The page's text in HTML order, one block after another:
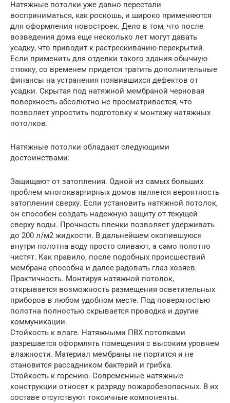
Натяжные потолки уже давно перестали
восприниматься, как роскошь, и широко применяются
для оформления новостроек. Дело в том, что после
возведения дома еще несколько лет могут давать
усадку, что приводит к растрескиванию перекрытий.
Если применить для отделки такого здания обычную
стяжку, со временем придется тратить дополнительные
финансы на устранения появившихся дефектов от
усадки. Скрытая под натяжной мембраной черновая
поверхность абсолютно не просматривается, что
позволяет упростить подготовку к монтажу натяжных
потолков.
Натяжные потолки обладают следующими
достоинствами:
Защищают от затопления. Одной из самых больших
проблем многоквартирных домов является вероятность
затопления сверху. Если установить натяжной потолок,
он способен создать надежную защиту от текущей
сверху воды. Прочность пленки позволяет удерживать
до 200 л/м2 жидкости. В дальнейшем скопившуюся
внутри полотна воду просто сливают, а само полотно
чистят. Как правило, после подобных происшествий
мембрана способна и далее радовать глаз хозяев.
Практичность. Монтируя натяжной потолок,
открывается возможность размещения осветительных
приборов в любом удобном месте. Под поверхностью
полотна полностью скрывается проводка и другие
коммуникации.
Стойкость к влаге. Натяжными ПВХ потолками
разрешается оформлять помещения с высоким уровнем
влажности. Материал мембраны не портится и не
становится рассадником бактерий и грибка.
Стойкость к горению. Современные натяжные
конструкции относят к разряду пожаробезопасных. В их
составе отсутствуют токсичные компоненты.